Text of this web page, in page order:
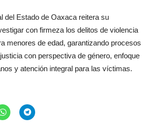
del Estado de Oaxaca reitera su
con firmeza los delitos de violencia
menores de edad, garantizando procesos
con perspectiva de género, enfoque
y atención integral para las víctimas.
Haz
clic
Haz
clic